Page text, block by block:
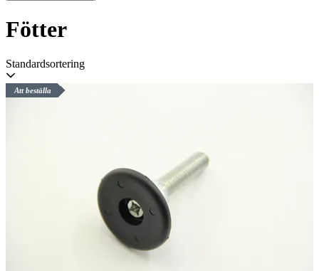
Fötter
Standardsortering
Att beställa